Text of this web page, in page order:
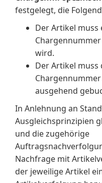
festgelegt, die
Der Artikel
wird.
Der Artikel
ausgehend
In Anlehnung an
Ausgleichsprinzipien
und die zugehörige
Nachfrage mit
der jeweilige Artikel